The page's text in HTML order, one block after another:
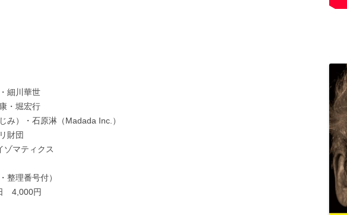
細川華世
・堀宏行
）・石原淋（Madada Inc.）
財団
マティクス
・整理番号付）
4,000円